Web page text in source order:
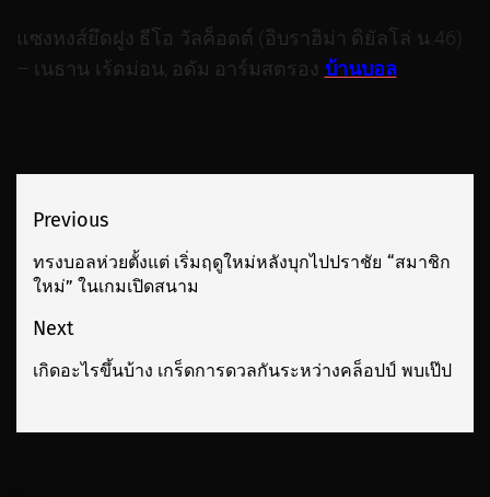
แซงหงส์ยึดฝูง ธีโอ วัลค็อตต์ (อิบราฮิม่า ดิยัลโล่ น.46)
– เนธาน เร้ดม่อน, อดัม อาร์มสตรอง บ้านบอล
เมนู
นำทาง
เรื่อง
Previous
Previous
post:
ทรงบอลห่วยตั้งแต่ เริ่มฤดูใหม่หลังบุกไปปราชัย “สมาชิก
ใหม่” ในเกมเปิดสนาม
Next
Next
เกิดอะไรขึ้นบ้าง เกร็ดการดวลกันระหว่างคล็อปป์ พบเป๊ป